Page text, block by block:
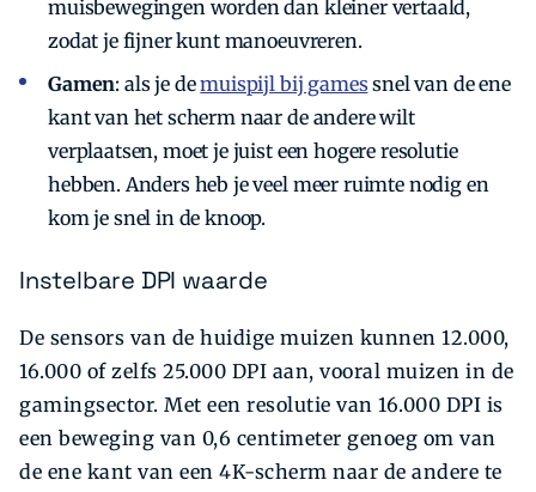
muisbewegingen worden dan kleiner vertaald,
zodat je fijner kunt manoeuvreren.
Gamen: als je demuispijl bij gamessnel van de ene
kant van het scherm naar de andere wilt
verplaatsen, moet je juist een hogere resolutie
hebben. Anders heb je veel meer ruimte nodig en
kom je snel in de knoop.
Instelbare DPI waarde
De sensors van de huidige muizen kunnen 12.000,
16.000 of zelfs 25.000 DPI aan, vooral muizen in de
gamingsector. Met een resolutie van 16.000 DPI is
een beweging van 0,6 centimeter genoeg om van
de ene kant van een 4K-scherm naar de andere te